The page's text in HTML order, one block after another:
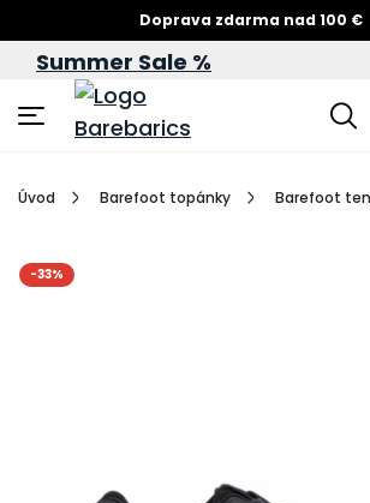
Doprava zdarma nad 100 €
Summer Sale – zľavy až do 60
Summer Sale %
Úvod Barefoot topánky Barefoot
-33%